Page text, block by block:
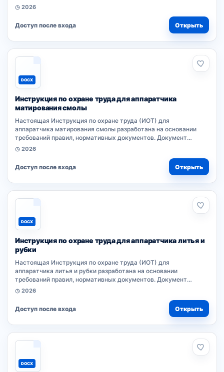
работниками при выполнении трудовых обязанностей.
◷ 2026
Доступ после входа Открыть
DOCX
Инструкция по охране труда для аппаратчика
матирования смолы
Настоящая Инструкция по охране труда (ИОТ) для
аппаратчика матирования смолы разработана на основании
требований правил, нормативных документов. Документ
устанавливает обязанности работников при выполнении
Соблюдение...
◷ 2026
Доступ после входа Открыть
DOCX
Инструкция по охране труда для аппаратчика литья и
рубки
Настоящая Инструкция по охране труда (ИОТ) для
аппаратчика литья и рубки разработана на основании
требований правил, нормативных документов. Документ
устанавливает обязанности работников при выполнении
◷ 2026
Доступ после входа Открыть
DOCX